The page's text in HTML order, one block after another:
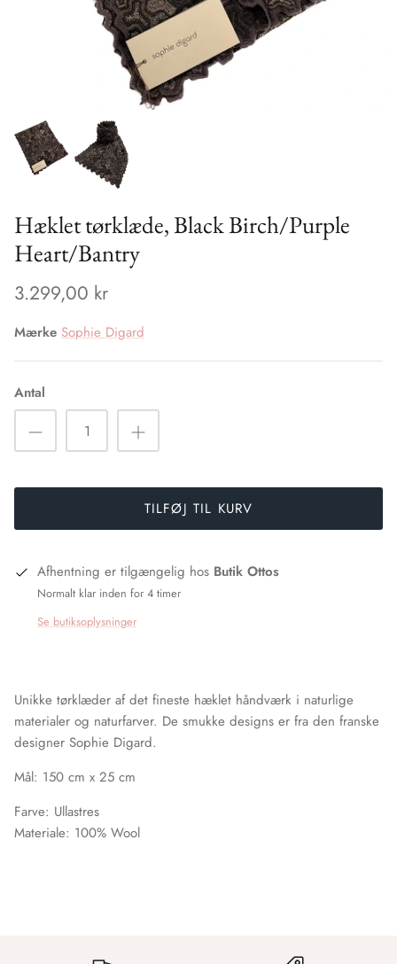
Henriette Steffensen HSCPH
Maison Hotel
Mos Mosh
Oats & Rice Scarfs
Peace Heart Joy
Pulz Jeans
Sophie Digard
Soya Concept
Wauw
Hæklet tørklæde, Black Birch/Purple
Heart/Bantry
3.299,00 kr
Mærke Sophie Digard
Antal
TILFØJ TIL KURV
Afhentning er tilgængelig hos Butik Ottos
Normalt klar inden for 4 timer
Se butiksoplysninger
Unikke tørklæder af det fineste hæklet håndværk i naturlige
materialer og naturfarver. De smukke designs er fra den franske
designer Sophie Digard.
Mål: 150 cm x 25 cm
Farve: Ullastres
Materiale: 100% Wool